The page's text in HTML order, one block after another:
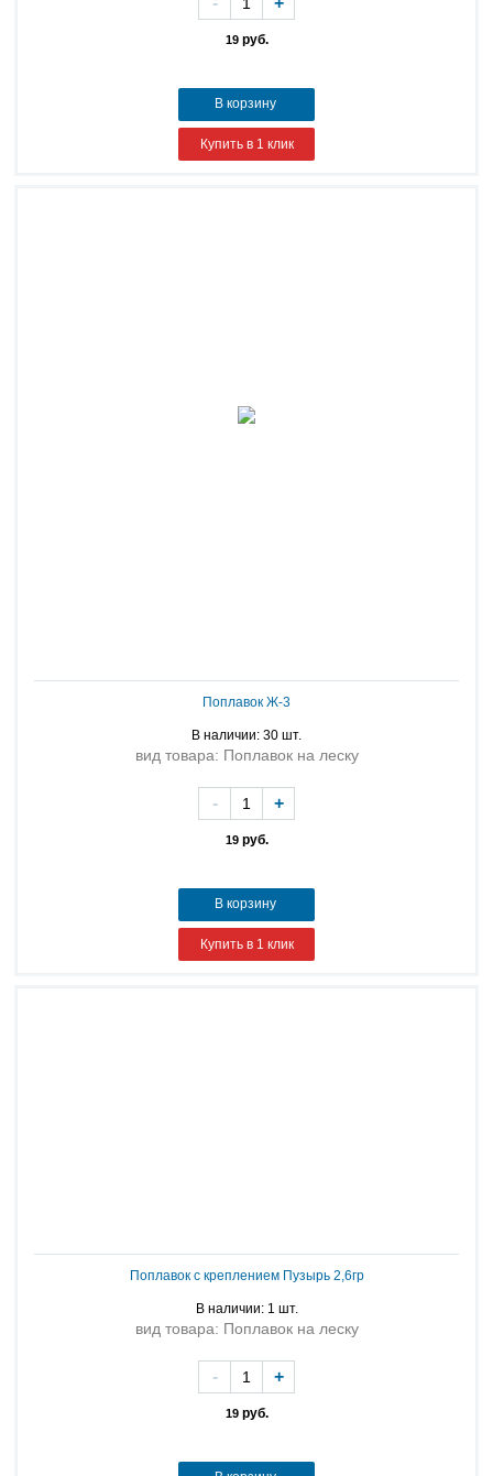
19руб.
В корзину
Купить в 1 клик
Поплавок Ж-3
В наличии: 30 шт.
вид товара: Поплавок на леску
19руб.
- +
В корзину
Купить в 1 клик
Поплавок с креплением Пузырь 2,6гр
В наличии: 1 шт.
вид товара: Поплавок на леску
19руб.
- +